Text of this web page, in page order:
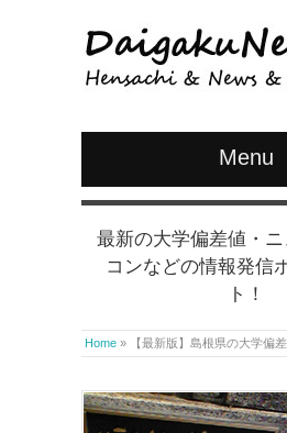
Menu
最新の大学偏差値・
コンなどの情報発信
ト！
Home » 【最新版】島根県の大学偏